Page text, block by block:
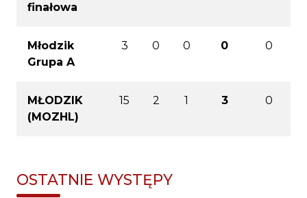
finałowa
Młodzik
Grupa A
3 0 0 0 0
MŁODZIK
(MOZHL)
15 2 1 3 0
OSTATNIE WYSTĘPY